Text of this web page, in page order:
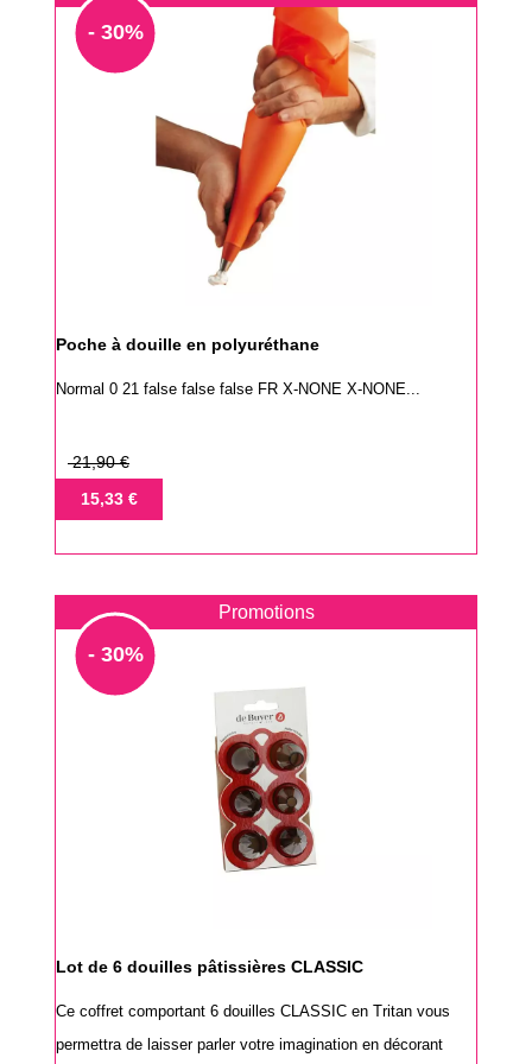
- 30%
Poche à douille en polyuréthane
Normal 0 21 false false false FR X-NONE X-NONE...
Prix
base
21,90 €
Prix15,33 €
Promotions
- 30%
Lot de 6 douilles pâtissières CLASSIC
Ce coffret comportant 6 douilles CLASSIC en Tritan vous
permettra de laisser parler votre imagination en décorant